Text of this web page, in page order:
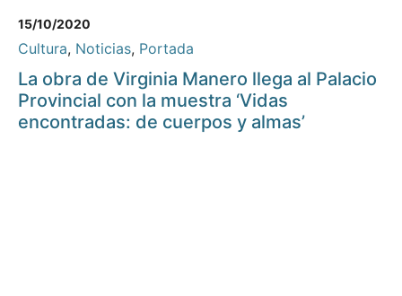
15/10/2020
Cultura, Noticias, Portada
La obra de Virginia Manero llega al Palacio
Provincial con la muestra ‘Vidas
encontradas: de cuerpos y almas’